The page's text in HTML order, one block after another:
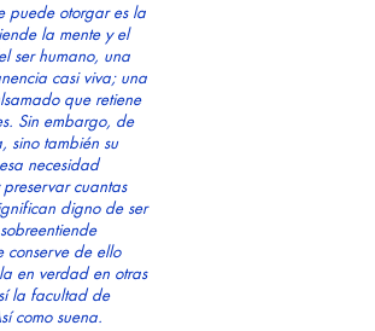
puede otorgar es la
la mente y el
ser humano, una
casi viva; una
que retiene
Sin embargo, de
sino también su
necesidad
cuantas
digno de ser
conserve de ello
en verdad en otras
la facultad de
como suena.